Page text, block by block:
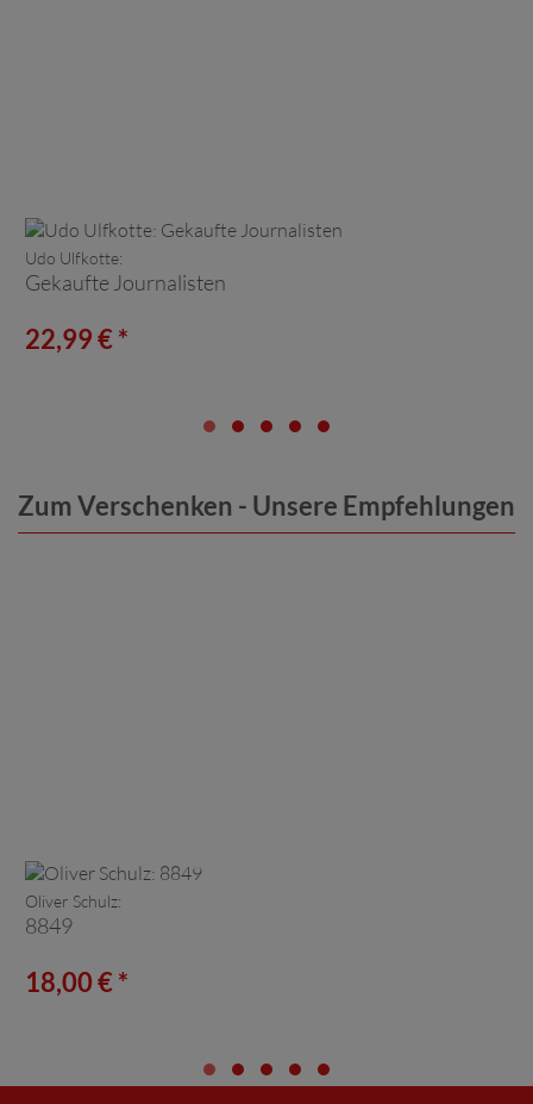
Udo Ulfkotte:
Gekaufte Journalisten
22,99 € *
Zum Verschenken - Unsere Empfehlungen
Oliver Schulz:
8849
18,00 € *